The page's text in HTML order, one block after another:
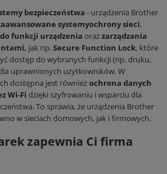
bezpieczeństwa - urządzenia Brother
systemyochrony sieci,
funkcji urządzenia orazzarządzania
jak np.Secure Function Lock, które
dostęp do wybranych funkcji (np. druku,
uprawnionych użytkowników. W
dostępna jest równieżochrona danych
Wi-Fi dzięki szyfrowaniu i wsparciu dla
To sprawia, że urządzenia Brother
w sieciach domowych, jak i firmowych.
zapewnia Ci firma